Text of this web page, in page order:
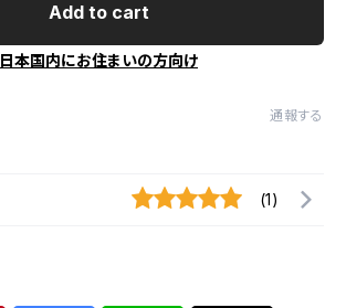
Add to cart
日本国内にお住まいの方向け
通報する
(1)